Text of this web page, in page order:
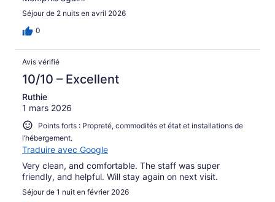
Séjour de 2 nuits en avril 2026
0
Avis vérifié
10/10 – Excellent
Ruthie
1 mars 2026
Points forts : Propreté, commodités et état et installations de
l’hébergement.
Traduire avec Google
Very clean, and comfortable. The staff was super
friendly, and helpful. Will stay again on next visit.
Séjour de 1 nuit en février 2026